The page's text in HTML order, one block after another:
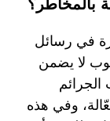
بالمخاطر؟
في رسائل
المطلوب لا يضمن
الجرائم
وفي هذه